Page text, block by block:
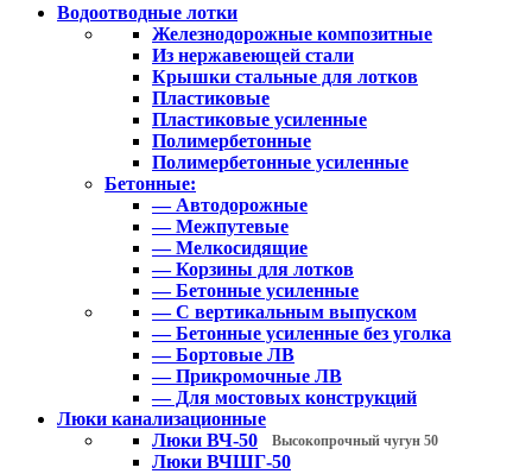
Водоотводные лотки
Железнодорожные композитные
Из нержавеющей стали
Крышки стальные для лотков
Пластиковые
Пластиковые усиленные
Полимербетонные
Полимербетонные усиленные
Бетонные:
— Автодорожные
— Межпутевые
— Мелкосидящие
— Корзины для лотков
— Бетонные усиленные
— С вертикальным выпуском
— Бетонные усиленные без уголка
— Бортовые ЛВ
— Прикромочные ЛВ
— Для мостовых конструкций
Люки канализационные
Люки ВЧ-50
Высокопрочный чугун 50
Люки ВЧШГ-50